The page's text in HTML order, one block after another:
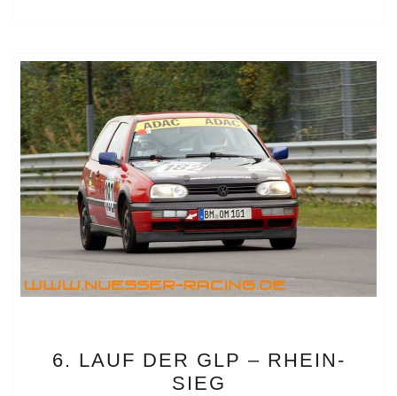
LAUF
DER
6. LAUF DER GLP – RHEIN-
SIEG